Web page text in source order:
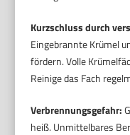
Kurzschluss durch
Eingebrannte Krümel
fördern. Volle
Reinige das Fach
Verbrennungsgefahr:
heiß. Unmittelbares